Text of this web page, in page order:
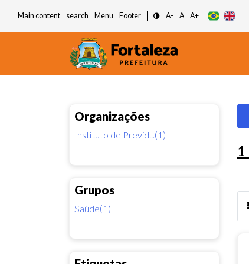
Main content search Menu Footer A- A A+
Organizações
Instituto de Previd...(1)
Grupos
Saúde(1)
1